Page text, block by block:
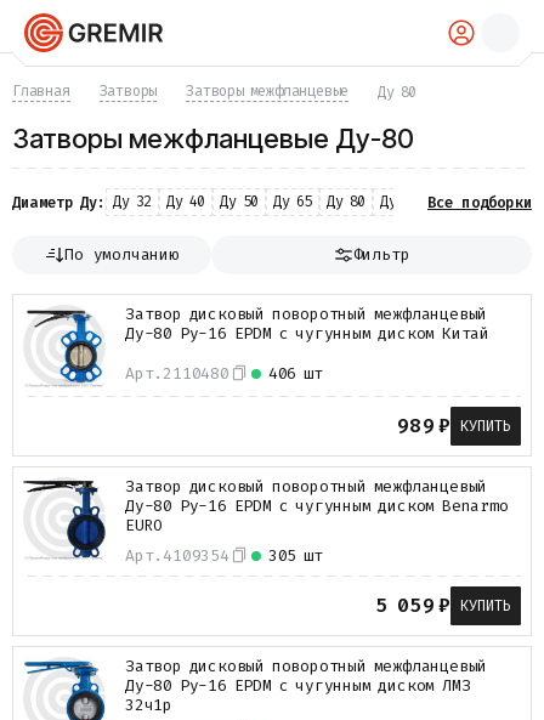
Трубы
Хомуты
Фланцы
Переходы
Заглушки
Задвижки
Краны
Затворы
Клапаны
Фасонные части
Крепеж
Прокладки и уплотнения
Теплоизоляция
Металлопрокат
Детали трубопроводов
Водомерные узлы
Запорная арматура
Главная Затворы Затворы межфланцевые Ду 80
Затворы межфланцевые Ду-80
Диаметр Ду: Ду 32 Ду 40 Ду 50 Ду 65 Ду 80 Ду 100 Ду 125 Ду
Все подборки
По умолчанию Фильтр
Арт. 2110480 406 шт
Затвор дисковый поворотный межфланцевый
Ду-80 Ру-16 EPDM с чугунным диском Китай
989₽ КУПИТЬ
Арт. 4109354 305 шт
Затвор дисковый поворотный межфланцевый
Ду-80 Ру-16 EPDM с чугунным диском Benarmo
EURO
5 059₽ КУПИТЬ
Затвор дисковый поворотный межфланцевый
Ду-80 Ру-16 EPDM с чугунным диском ЛМЗ
32ч1р